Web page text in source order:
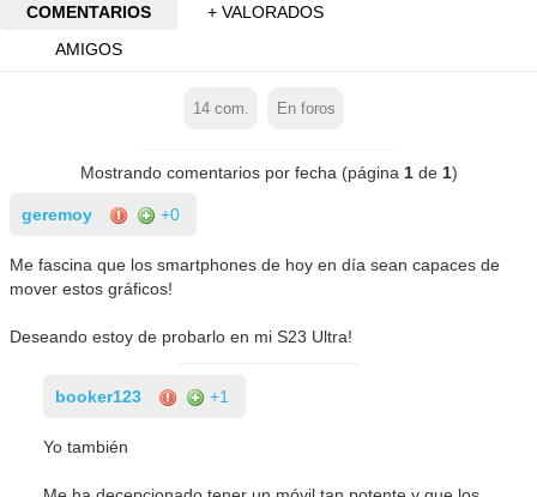
COMENTARIOS
+ VALORADOS
AMIGOS
14com. En foros
Mostrando comentarios por fecha (página 1de 1)
geremoy +0
Me fascina que los smartphones de hoy en día sean capaces de
mover estos gráficos!
Deseando estoy de probarlo en mi S23 Ultra!
booker123 +1
Yo también